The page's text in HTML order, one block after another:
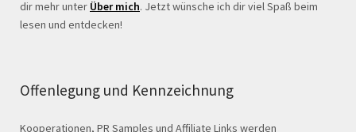
dir mehr unter Über mich. Jetzt wünsche ich dir viel Spaß beim
lesen und entdecken!
Offenlegung und Kennzeichnung
Kooperationen, PR Samples und Affiliate Links werden